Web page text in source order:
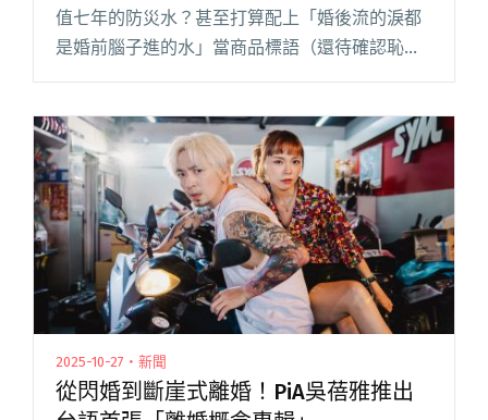
值七年的防災水？甚至打算配上「婚後流的淚都
是婚前腦子進的水」當商品標語（還待確認恥力
話的重量？這種事過境遷、發自內閱讀全文 "武
鬥歌女離婚記：PiA 吳蓓雅與她的台語專輯《離
婚初體驗》"
2025-10-27・新聞
從閃婚到斷崖式離婚！PiA吳蓓雅推出